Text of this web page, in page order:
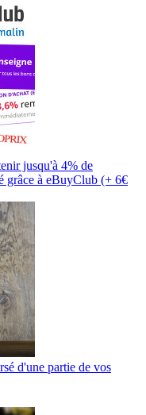
jusqu'à 4% de
grâce à eBuyClub (+ 6€
d'une partie de vos